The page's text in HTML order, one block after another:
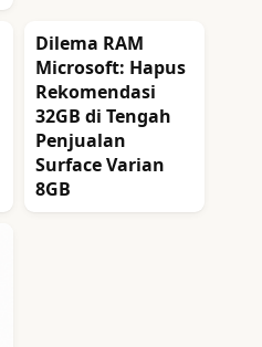
Dilema RAM
Microsoft: Hapus
Rekomendasi
32GB di Tengah
Penjualan
Surface Varian
8GB